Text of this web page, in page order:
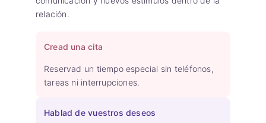
relación.
Cread una cita
Reservad un tiempo especial sin teléfonos,
tareas ni interrupciones.
Hablad de vuestros deseos